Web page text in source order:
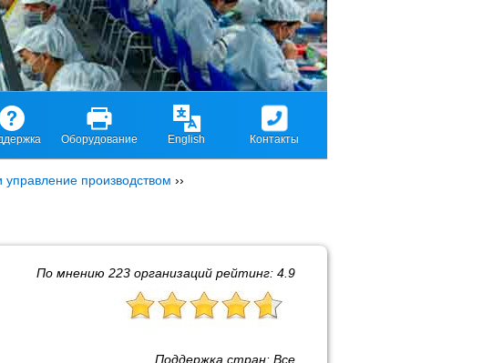
Оборудование English Контакты
управление производством ››
По мнению 223 организаций рейтинг: 4.9
Поддержка стран: Все